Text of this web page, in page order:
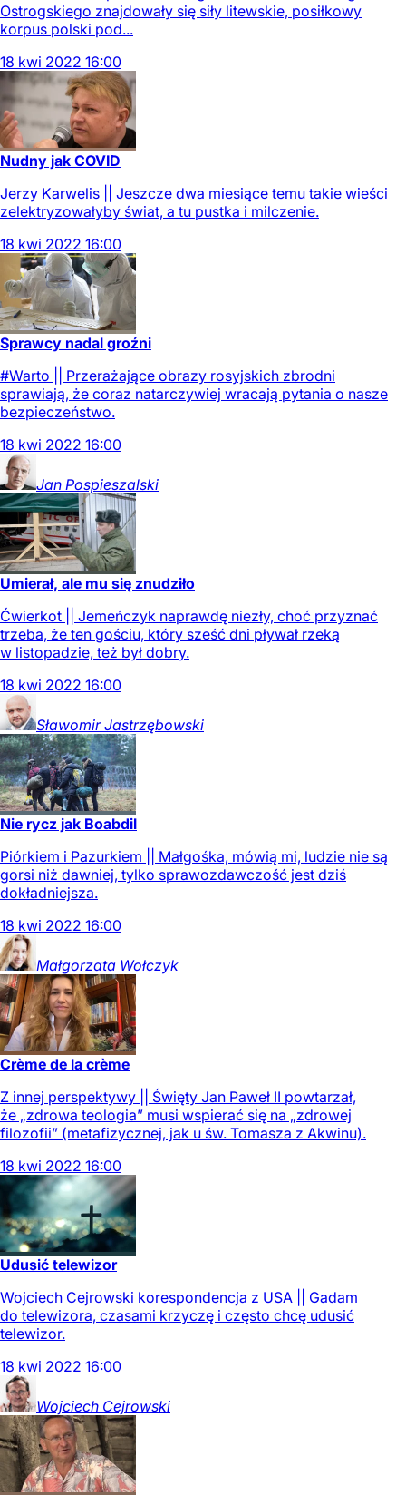
Ostrogskiego znajdowały się siły litewskie, posiłkowy
korpus polski pod...
18 kwi 2022 16:00
Nudny jak COVID
Jerzy Karwelis || Jeszcze dwa miesiące temu takie wieści
zelektryzowałyby świat, a tu pustka i milczenie.
18 kwi 2022 16:00
Sprawcy nadal groźni
#Warto || Przerażające obrazy rosyjskich zbrodni
sprawiają, że coraz natarczywiej wracają pytania o nasze
bezpieczeństwo.
18 kwi 2022 16:00
Jan Pospieszalski
Umierał, ale mu się znudziło
Ćwierkot || Jemeńczyk naprawdę niezły, choć przyznać
trzeba, że ten gościu, który sześć dni pływał rzeką
w listopadzie, też był dobry.
18 kwi 2022 16:00
Sławomir Jastrzębowski
Nie rycz jak Boabdil
Piórkiem i Pazurkiem || Małgośka, mówią mi, ludzie nie są
gorsi niż dawniej, tylko sprawozdawczość jest dziś
dokładniejsza.
18 kwi 2022 16:00
Małgorzata Wołczyk
Crème de la crème
Z innej perspektywy || Święty Jan Paweł II powtarzał,
że „zdrowa teologia” musi wspierać się na „zdrowej
filozofii” (metafizycznej, jak u św. Tomasza z Akwinu).
18 kwi 2022 16:00
Udusić telewizor
Wojciech Cejrowski korespondencja z USA || Gadam
do telewizora, czasami krzyczę i często chcę udusić
telewizor.
18 kwi 2022 16:00
Wojciech Cejrowski